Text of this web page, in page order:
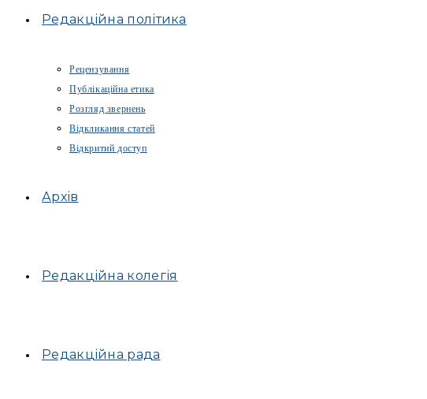
Редакційна політика
Рецензування
Публікаційна етика
Розгляд звернень
Відкликання статей
Відкритий доступ
Архів
Редакційна колегія
Редакційна рада